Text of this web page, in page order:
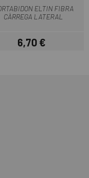
ELTIN FIBRA
CÀRREGA LATERAL
Preu
6,70 €